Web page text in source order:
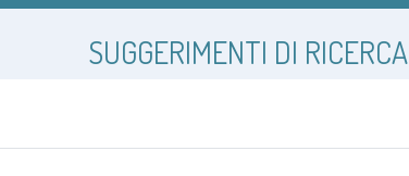
SUGGERIMENTI DI RICERCA